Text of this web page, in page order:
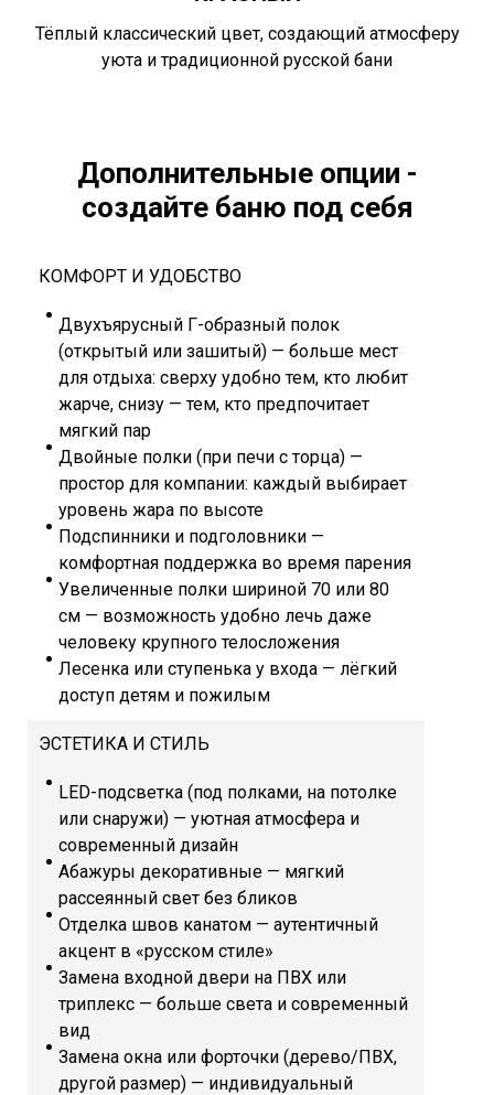
Тёплый классический цвет, создающий атмосферу
уюта и традиционной русской бани
Дополнительные опции -
создайте баню под себя
КОМФОРТ И УДОБСТВО
Двухъярусный Г-образный полок
(открытый или зашитый) — больше мест
для отдыха: сверху удобно тем, кто любит
жарче, снизу — тем, кто предпочитает
мягкий пар
Двойные полки (при печи с торца) —
простор для компании: каждый выбирает
уровень жара по высоте
Подспинники и подголовники —
комфортная поддержка во время парения
Увеличенные полки шириной 70 или 80
см — возможность удобно лечь даже
человеку крупного телосложения
Лесенка или ступенька у входа — лёгкий
доступ детям и пожилым
ЭСТЕТИКА И СТИЛЬ
LED-подсветка (под полками, на потолке
или снаружи) — уютная атмосфера и
современный дизайн
Абажуры декоративные — мягкий
рассеянный свет без бликов
Отделка швов канатом — аутентичный
акцент в «русском стиле»
Замена входной двери на ПВХ или
триплекс — больше света и современный
вид
Замена окна или форточки (дерево/ПВХ,
другой размер) — индивидуальный